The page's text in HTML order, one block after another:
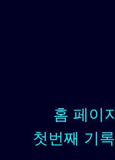
홈 페이지
첫번째 기록